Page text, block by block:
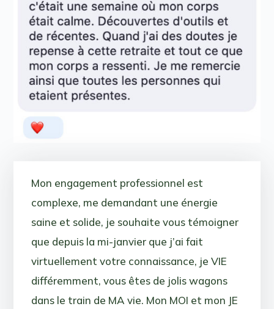
Mon engagement professionnel est
complexe, me demandant une énergie
saine et solide, je souhaite vous témoigner
que depuis la mi-janvier que j’ai fait
virtuellement votre connaissance, je VIE
différemment, vous êtes de jolis wagons
dans le train de MA vie. Mon MOI et mon JE